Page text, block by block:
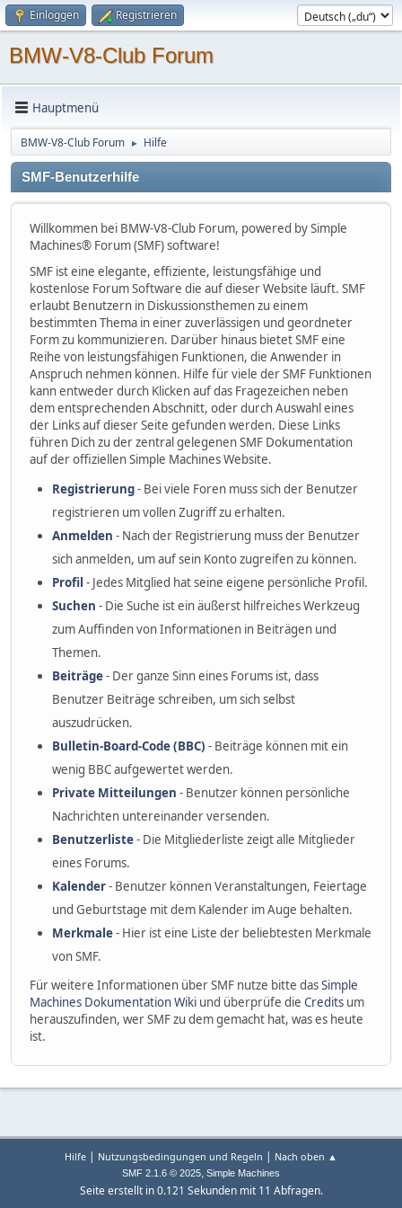
Einloggen Registrieren
BMW-V8-Club Forum
Hauptmenü
BMW-V8-Club Forum ► Hilfe
SMF-Benutzerhilfe
Willkommen bei BMW-V8-Club Forum, powered by Simple
Machines® Forum (SMF) software!
SMF ist eine elegante, effiziente, leistungsfähige und
kostenlose Forum Software die auf dieser Website läuft. SMF
erlaubt Benutzern in Diskussionsthemen zu einem
bestimmten Thema in einer zuverlässigen und geordneter
Form zu kommunizieren. Darüber hinaus bietet SMF eine
Reihe von leistungsfähigen Funktionen, die Anwender in
Anspruch nehmen können. Hilfe für viele der SMF Funktionen
kann entweder durch Klicken auf das Fragezeichen neben
dem entsprechenden Abschnitt, oder durch Auswahl eines
der Links auf dieser Seite gefunden werden. Diese Links
führen Dich zu der zentral gelegenen SMF Dokumentation
auf der offiziellen Simple Machines Website.
Registrierung- Bei viele Foren muss sich der Benutzer
registrieren um vollen Zugriff zu erhalten.
Anmelden - Nach der Registrierung muss der Benutzer
sich anmelden, um auf sein Konto zugreifen zu können.
Profil - Jedes Mitglied hat seine eigene persönliche Profil.
Suchen - Die Suche ist ein äußerst hilfreiches Werkzeug
zum Auffinden von Informationen in Beiträgen und
Themen.
Beiträge- Der ganze Sinn eines Forums ist, dass
Benutzer Beiträge schreiben, um sich selbst
auszudrücken.
Bulletin-Board-Code (BBC) - Beiträge können mit ein
wenig BBC aufgewertet werden.
Private Mitteilungen - Benutzer können persönliche
Nachrichten untereinander versenden.
Benutzerliste- Die Mitgliederliste zeigt alle Mitglieder
eines Forums.
Kalender- Benutzer können Veranstaltungen, Feiertage
und Geburtstage mit dem Kalender im Auge behalten.
Merkmale- Hier ist eine Liste der beliebtesten Merkmale
von SMF.
Für weitere Informationen über SMF nutze bitte dasSimple
Machines Dokumentation Wiki und überprüfe die Credits um
herauszufinden, wer SMF zu dem gemacht hat, was es heute
ist.
Hilfe | Nutzungsbedingungen und Regeln | Nach oben ▲
SMF 2.1.6 © 2025, Simple Machines
Seite erstellt in 0.121 Sekunden mit 11 Abfragen.